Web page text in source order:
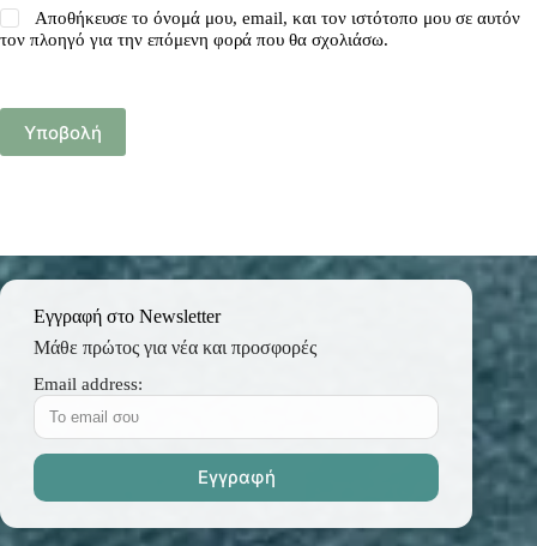
Αποθήκευσε το όνομά μου, email, και τον ιστότοπο μου σε αυτόν
τον πλοηγό για την επόμενη φορά που θα σχολιάσω.
Υποβολή
Εγγραφή στο Newsletter
Μάθε πρώτος για νέα και προσφορές
Email address: